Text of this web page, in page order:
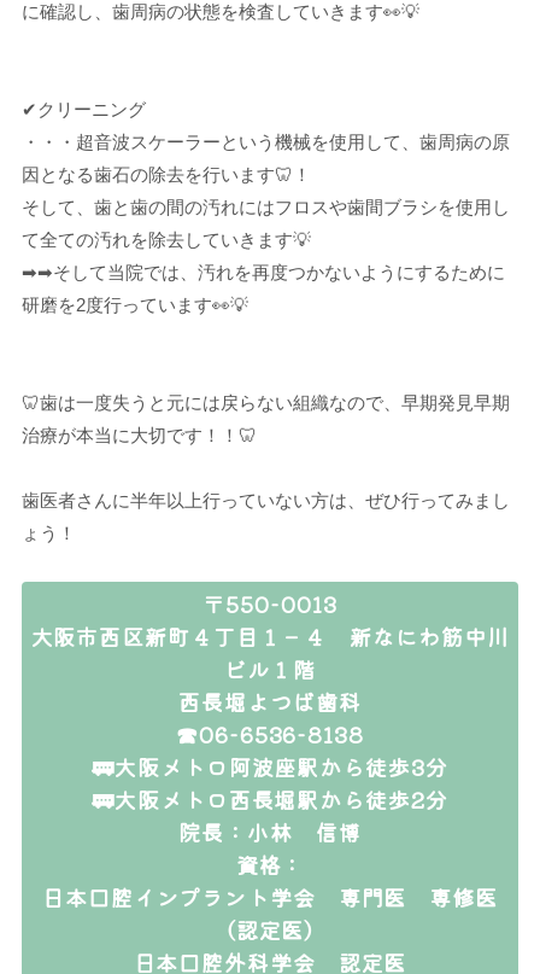
に確認し、歯周病の状態を検査していきます👀💡
✔クリーニング
・・・超音波スケーラーという機械を使用して、歯周病の原
因となる歯石の除去を行います🦷！
そして、歯と歯の間の汚れにはフロスや歯間ブラシを使用し
て全ての汚れを除去していきます💡
➡➡そして当院では、汚れを再度つかないようにするために
研磨を2度行っています👀💡
🦷歯は一度失うと元には戻らない組織なので、早期発見早期
治療が本当に大切です！！🦷
歯医者さんに半年以上行っていない方は、ぜひ行ってみまし
ょう！
〒550-0013
大阪市西区新町４丁目１－４ 新なにわ筋中川
ビル１階
西長堀よつば歯科
☎06-6536-8138
🚃大阪メトロ阿波座駅から徒歩3分
🚃大阪メトロ西長堀駅から徒歩2分
院長：小林 信博
資格：
日本口腔インプラント学会 専門医 専修医
（認定医）
日本口腔外科学会 認定医